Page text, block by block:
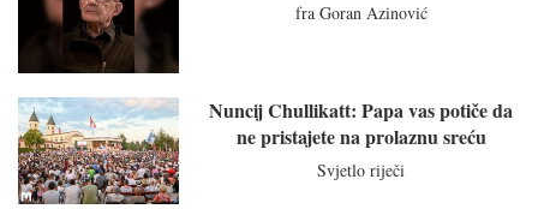
fra Goran Azinović
Nuncij Chullikatt: Papa vas potiče da
ne pristajete na prolaznu sreću
Svjetlo riječi